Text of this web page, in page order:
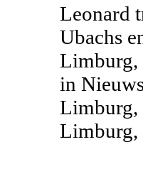
Leonard
Ubachs
Limburg,
in
Limburg,
Limburg,